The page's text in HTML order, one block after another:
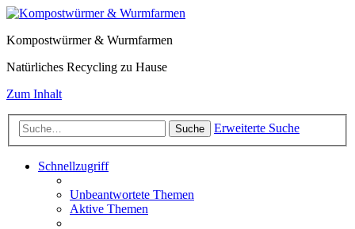
Kompostwürmer & Wurmfarmen
Natürliches Recycling zu Hause
Zum Inhalt
Suche Erweiterte Suche
Schnellzugriff
Unbeantwortete Themen
Aktive Themen